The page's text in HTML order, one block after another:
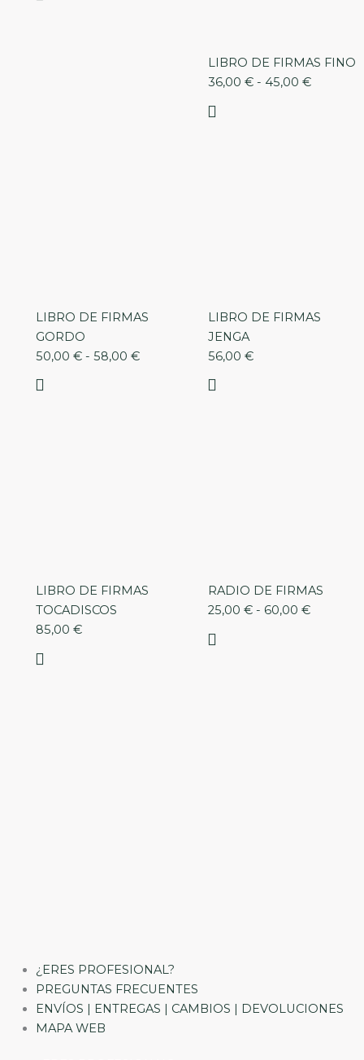
LIBRO DE FIRMAS FINO
36,00 € - 45,00 €
LIBRO DE FIRMAS
GORDO
50,00 € - 58,00 €
LIBRO DE FIRMAS
JENGA
56,00 €
LIBRO DE FIRMAS
TOCADISCOS
85,00 €
RADIO DE FIRMAS
25,00 € - 60,00 €
¿ERES PROFESIONAL?
PREGUNTAS FRECUENTES
ENVÍOS | ENTREGAS | CAMBIOS | DEVOLUCIONES
MAPA WEB